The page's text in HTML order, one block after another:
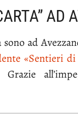
AD
ad
«Sen­tie­ri di
Gra­zie